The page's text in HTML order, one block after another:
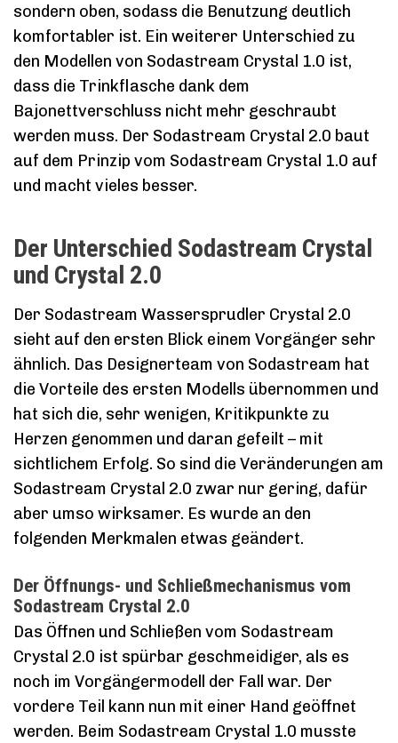
sondern oben, sodass die Benutzung deutlich
komfortabler ist. Ein weiterer Unterschied zu
den Modellen von Sodastream Crystal 1.0 ist,
dass die Trinkflasche dank dem
Bajonettverschluss nicht mehr geschraubt
werden muss. Der Sodastream Crystal 2.0 baut
auf dem Prinzip vom Sodastream Crystal 1.0 auf
und macht vieles besser.
Der Unterschied Sodastream Crystal
und Crystal 2.0
Der Sodastream Wassersprudler Crystal 2.0
sieht auf den ersten Blick einem Vorgänger sehr
ähnlich. Das Designerteam von Sodastream hat
die Vorteile des ersten Modells übernommen und
hat sich die, sehr wenigen, Kritikpunkte zu
Herzen genommen und daran gefeilt – mit
sichtlichem Erfolg. So sind die Veränderungen am
Sodastream Crystal 2.0 zwar nur gering, dafür
aber umso wirksamer. Es wurde an den
folgenden Merkmalen etwas geändert.
Der Öffnungs- und Schließmechanismus vom
Sodastream Crystal 2.0
Das Öffnen und Schließen vom Sodastream
Crystal 2.0 ist spürbar geschmeidiger, als es
noch im Vorgängermodell der Fall war. Der
vordere Teil kann nun mit einer Hand geöffnet
werden. Beim Sodastream Crystal 1.0 musste